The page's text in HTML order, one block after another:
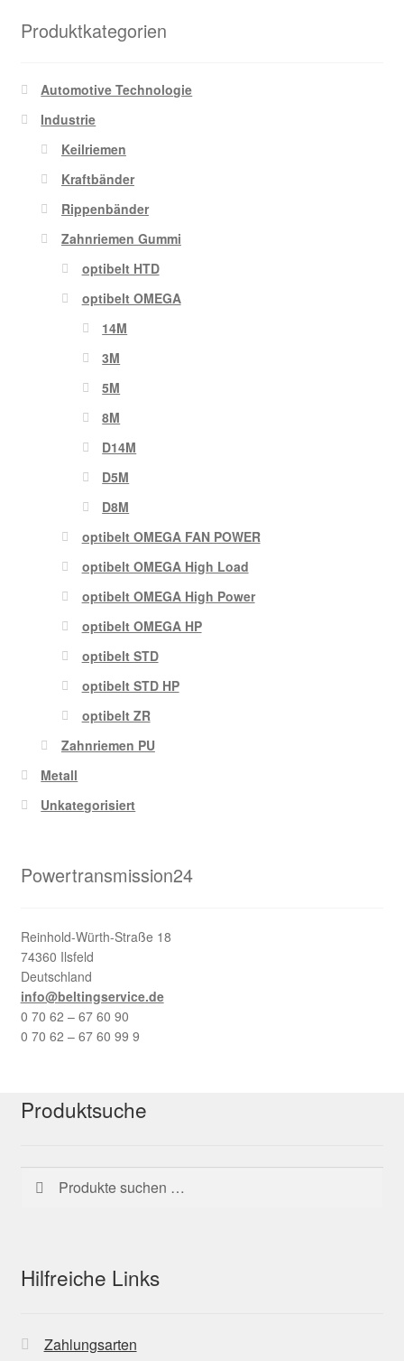
Produktkategorien
Automotive Technologie
Industrie
Keilriemen
Kraftbänder
Rippenbänder
Zahnriemen Gummi
optibelt HTD
optibelt OMEGA
14M
3M
5M
8M
D14M
D5M
D8M
optibelt OMEGA FAN POWER
optibelt OMEGA High Load
optibelt OMEGA High Power
optibelt OMEGA HP
optibelt STD
optibelt STD HP
optibelt ZR
Zahnriemen PU
Metall
Unkategorisiert
Powertransmission24
Reinhold-Würth-Straße 18
74360 Ilsfeld
Deutschland
info@beltingservice.de
0 70 62 – 67 60 90
0 70 62 – 67 60 99 9
Produktsuche
Suchen
nach:
Suchen
Hilfreiche Links
Zahlungsarten